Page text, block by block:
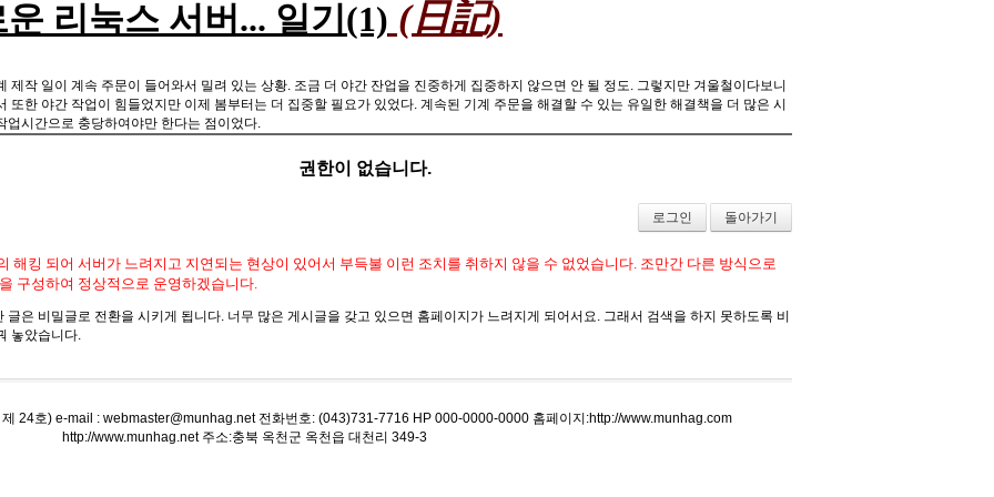
리눅스 서버... 일기(1) (日記)
제작 일이 계속 주문이 들어와서 밀려 있는 상황. 조금 더 야간 잔업을 진중하게 집중하지 않으면 안 될 정도. 그렇지만 겨울철이다보니
또한 야간 작업이 힘들었지만 이제 봄부터는 더 집중할 필요가 있었다. 계속된 기계 주문을 해결할 수 있는 유일한 해결책을 더 많은 시
업시간으로 충당하여야만 한다는 점이었다.
권한이 없습니다.
로그인 돌아가기
해킹 되어 서버가 느려지고 지연되는 현상이 있어서 부득불 이런 조치를 취하지 않을 수 없었습니다. 조만간 다른 방식으로
구성하여 정상적으로 운영하겠습니다.
글은 비밀글로 전환을 시키게 됩니다. 너무 많은 게시글을 갖고 있으면 홈페이지가 느려지게 되어서요. 그래서 검색을 하지 못하도록 비
놓았습니다.
24호) e-mail : webmaster@munhag.net 전화번호: (043)731-7716 HP 000-0000-0000 홈페이지:http://www.munhag.com
http://www.munhag.net 주소:충북 옥천군 옥천읍 대천리 349-3